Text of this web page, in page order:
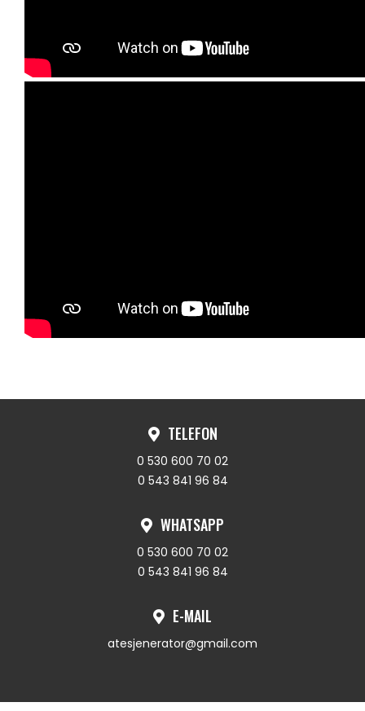
TELEFON
0 530 600 70 02
0 543 841 96 84
WHATSAPP
0 530 600 70 02
0 543 841 96 84
E-MAIL
atesjenerator@gmail.com